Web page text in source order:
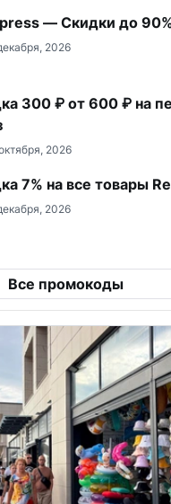
— Скидки до
2026
300 ₽ от 600 ₽ на
2026
7% на все товары
2026
Все промокоды